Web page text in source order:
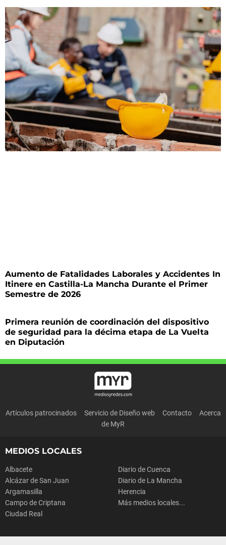
Aumento de Fatalidades Laborales y Accidentes In
Itinere en Castilla-La Mancha Durante el Primer
Semestre de 2026
Primera reunión de coordinación del dispositivo
de seguridad para la décima etapa de La Vuelta
en Diputación
Artículos patrocinados Servicio de Diseño web Contacto
Acerca
de MyR
MEDIOS LOCALES
Albacete
Alcázar de San Juan
Argamasilla
Campo de Criptana
Ciudad Real
Diario de Cuenca
Diario de La Mancha
Herencia
Más medios locales...